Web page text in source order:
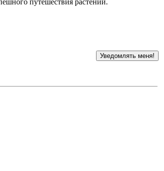
путешествия растений.